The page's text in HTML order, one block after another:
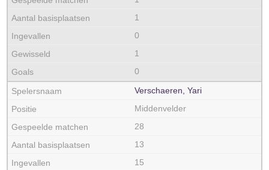
1
0
1
0
Verschaeren, Yari
Middenvelder
28
13
15